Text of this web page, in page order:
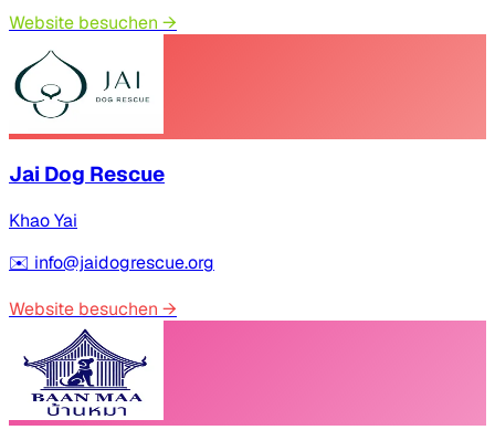
Website besuchen →
Jai Dog Rescue
Khao Yai
✉️ info@jaidogrescue.org
Website besuchen →